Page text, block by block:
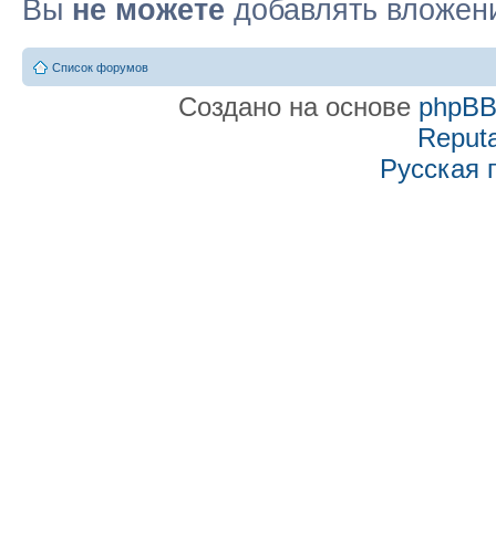
Вы не можете добавлять
Список форумов
Создано на основе phpBB
Русская